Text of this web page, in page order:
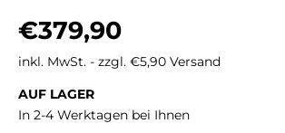
Normaler Preis
€379,90
inkl. MwSt. - zzgl. €5,90 Versand
AUF LAGER
In 2-4 Werktagen bei Ihnen